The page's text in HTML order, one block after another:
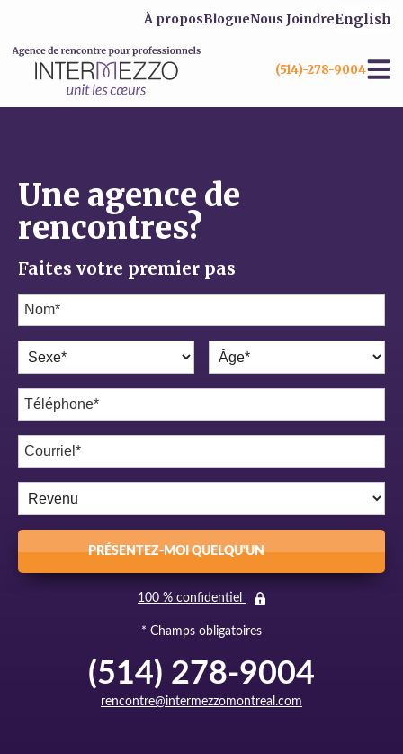
À proposBlogueNous JoindreEnglish
(514)-278-9004
Une agence de
rencontres?
Faites votre premier pas
PRÉSENTEZ-MOI QUELQU'UN
100 % confidentiel
* Champs obligatoires
(514) 278-9004
rencontre@intermezzomontreal.com